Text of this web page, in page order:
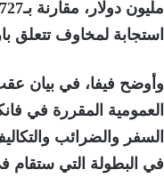
استجابة لمخاوف تتعلق
وأوضح فيفا، في بيان
العمومية المقررة في
في البطولة التي ستقام